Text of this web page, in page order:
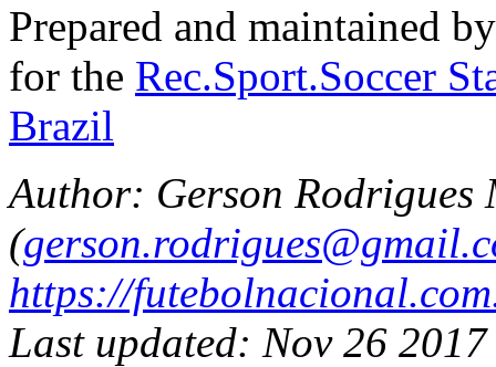
Prepared and maintained
for the Rec.Sport.Soccer
Brazil
Author: Gerson Rodrigues
(
https://
Last updated: Nov 26 2017